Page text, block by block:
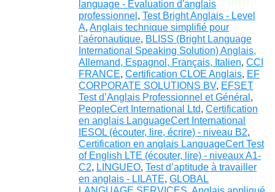
language - Evaluation d'anglais
professionnel , Test Bright Anglais - Level
A, Anglais technique simplifié pour
l'aéronautique, BLISS (Bright Language
International Speaking Solution) Anglais,
Allemand, Espagnol, Français, Italien, CCI
FRANCE, Certification CLOE Anglais, EF
CORPORATE SOLUTIONS BV, EFSET
Test d’Anglais Professionnel et Général ,
PeopleCert International Ltd, Certification
en anglais LanguageCert International
IESOL (écouter, lire, écrire) - niveau B2,
Certification en anglais LanguageCert Test
of English LTE (écouter, lire) - niveaux A1-
C2, LINGUEO, Test d’aptitude à travailler
en anglais - LILATE, GLOBAL